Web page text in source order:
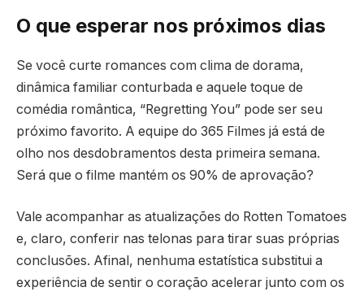
O que esperar nos próximos dias
Se você curte romances com clima de dorama,
dinâmica familiar conturbada e aquele toque de
comédia romântica, “Regretting You” pode ser seu
próximo favorito. A equipe do 365 Filmes já está de
olho nos desdobramentos desta primeira semana.
Será que o filme mantém os 90% de aprovação?
Vale acompanhar as atualizações do Rotten Tomatoes
e, claro, conferir nas telonas para tirar suas próprias
conclusões. Afinal, nenhuma estatística substitui a
experiência de sentir o coração acelerar junto com os